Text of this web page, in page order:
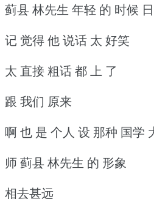
蓟县 林先生 年轻 的 时候 日
记 觉得 他 说话 太 好笑
太 直接 粗话 都 上 了
跟 我们 原来
啊 也 是 个人 设 那种 国学
师 蓟县 林先生 的 形象
相去甚远